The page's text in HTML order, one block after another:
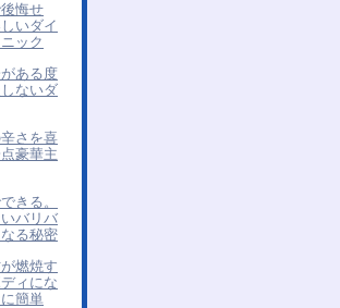
悔せ
いダイ
ック
ある度
ないダ
さを喜
豪華主
きる。
バリバ
る秘密
燃焼す
ィにな
簡単